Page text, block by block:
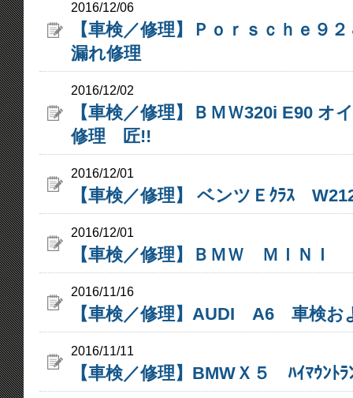
2016/12/06
【車検／修理】Ｐｏｒｓｃｈｅ９
漏れ修理
2016/12/02
【車検／修理】ＢＭＷ320i E90
修理 匠!!
2016/12/01
【車検／修理】 ベンツＥｸﾗｽ
2016/12/01
【車検／修理】ＢＭＷ ＭＩＮＩ
2016/11/16
【車検／修理】AUDI A6 車検お
2016/11/11
【車検／修理】BMWＸ５ ﾊｲﾏｳﾝﾄ